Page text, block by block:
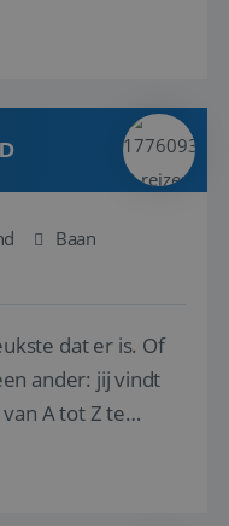
uitkomen.
met IATA te m...
Baan
dat er is. Of
ander: jij vindt
A tot Z te
plekjes op